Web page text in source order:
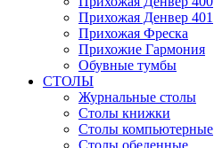
Прихожая Денвер 401
Прихожая Фреска
Прихожие Гармония
Обувные тумбы
СТОЛЫ
Журнальные столы
Столы книжки
Столы компьютерные
Столы обеденные